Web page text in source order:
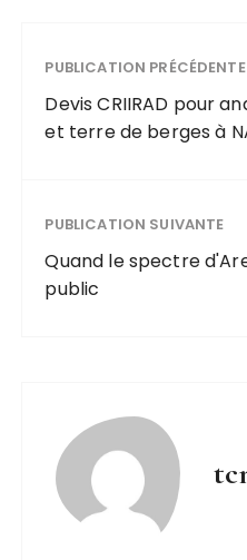
PUBLICATION PRÉCÉDENTE
Devis CRIIRAD pour
et terre de berges à
PUBLICATION SUIVANTE
Quand le spectre
public